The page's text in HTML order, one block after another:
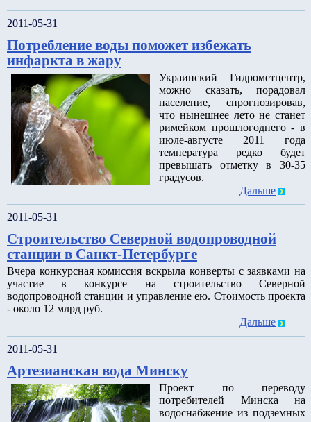
2011-05-31
Потребление воды поможет избежать
инфаркта в жару
Украинский Гидрометцентр,
можно сказать, порадовал
население, спрогнозировав,
что нынешнее лето не станет
римейком прошлогоднего - в
июле-августе 2011 года
температура редко будет
превышать отметку в 30-35
градусов.
Дальше
2011-05-31
Строительство Северной водопроводной
станции в Санкт-Петербурге
Вчера конкурсная комиссия вскрыла конверты с заявками на
участие в конкурсе на строительство Северной
водопроводной станции и управление ею. Стоимость проекта
- около 12 млрд руб.
Дальше
2011-05-31
Артезианская вода Минску
Проект по переводу
потребителей Минска на
водоснабжение из подземных